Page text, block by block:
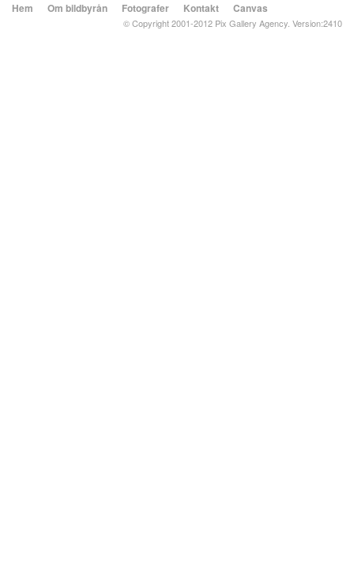
Hem Om bildbyrån Fotografer Kontakt Canvas
© Copyright 2001-2012 Pix Gallery Agency. Version:2410